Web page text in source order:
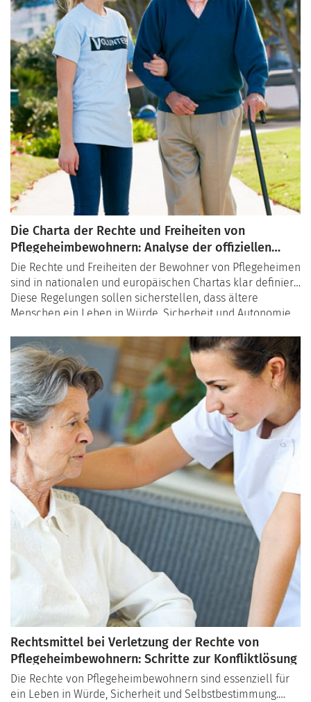
Die Charta der Rechte und Freiheiten von
Pflegeheimbewohnern: Analyse der offiziellen
Texte
Die Rechte und Freiheiten der Bewohner von Pflegeheimen
sind in nationalen und europäischen Chartas klar definiert.
Diese Regelungen sollen sicherstellen, dass ältere
Menschen ein Leben in Würde, Sicherheit und Autonomie
detaillierte Analyse der wichtigsten Bestimmungen und
erläutern anhand konkreter Beispiele, wie diese in der
Praxis umgesetzt werden.
Rechtsmittel bei Verletzung der Rechte von
Pflegeheimbewohnern: Schritte zur Konfliktlösung
Die Rechte von Pflegeheimbewohnern sind essenziell für
ein Leben in Würde, Sicherheit und Selbstbestimmung.